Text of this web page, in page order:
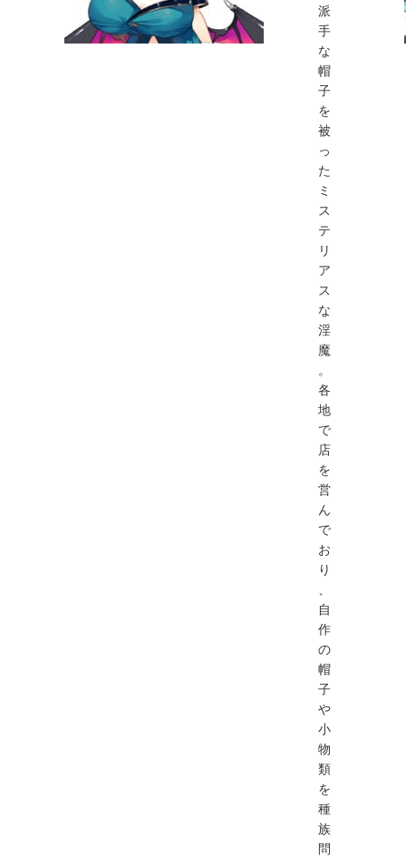
派
手
な
帽
子
を
被
っ
た
ミ
ス
テ
リ
ア
ス
な
淫
魔
。
各
地
で
店
を
営
ん
で
お
り
、
自
作
の
帽
子
や
小
物
類
を
種
族
問